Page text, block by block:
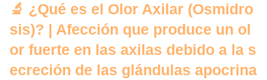
🔬 ¿Qué es el Olor Axilar (Osmidro
sis)? | Afección que produce un ol
or fuerte en las axilas debido a la s
ecreción de las glándulas apocrina